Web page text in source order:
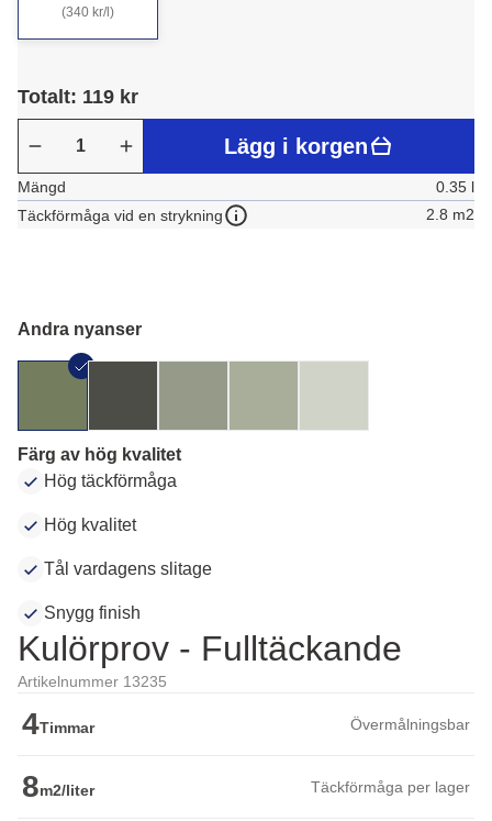
(340 kr/l)
Totalt: 119 kr
Lägg i korgen
Mängd
0.35 l
Täckförmåga vid en strykning
2.8 m2
Andra nyanser
Färg av hög kvalitet
Hög täckförmåga
Hög kvalitet
Tål vardagens slitage
Snygg finish
Kulörprov - Fulltäckande
Artikelnummer 13235
4Timmar Övermålningsbar
8m2/liter Täckförmåga per lager